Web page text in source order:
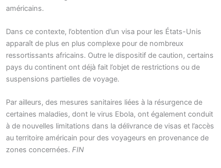
américains.
Dans ce contexte, l’obtention d’un visa pour les États-Unis
apparaît de plus en plus complexe pour de nombreux
ressortissants africains. Outre le dispositif de caution, certains
pays du continent ont déjà fait l’objet de restrictions ou de
suspensions partielles de voyage.
Par ailleurs, des mesures sanitaires liées à la résurgence de
certaines maladies, dont le virus Ebola, ont également conduit
à de nouvelles limitations dans la délivrance de visas et l’accès
au territoire américain pour des voyageurs en provenance de
zones concernées. FIN